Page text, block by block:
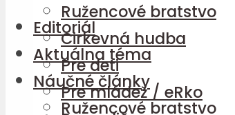
Ružencové bratstvo
Cirkevná hudba
Pre deti
Pre mládež / eRko
Editoriál
Aktuálna téma
Náučné články
Ružencové bratstvo